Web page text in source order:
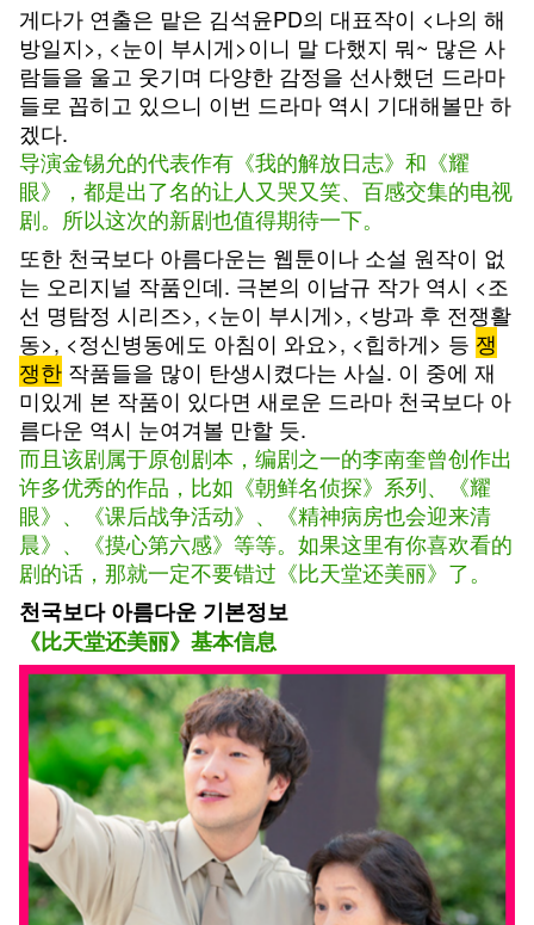
게다가 연출은 맡은 김석윤PD의 대표작이 <나의 해
방일지>, <눈이 부시게>이니 말 다했지 뭐~ 많은 사
람들을 울고 웃기며 다양한 감정을 선사했던 드라마
들로 꼽히고 있으니 이번 드라마 역시 기대해볼만 하
겠다.
导演金锡允的代表作有《我的解放日志》和《耀
眼》，都是出了名的让人又哭又笑、百感交集的电视
剧。所以这次的新剧也值得期待一下。
또한 천국보다 아름다운는 웹툰이나 소설 원작이 없
는 오리지널 작품인데. 극본의 이남규 작가 역시 <조
선 명탐정 시리즈>, <눈이 부시게>, <방과 후 전쟁활
동>, <정신병동에도 아침이 와요>, <힙하게> 등 쟁
쟁한 작품들을 많이 탄생시켰다는 사실. 이 중에 재
미있게 본 작품이 있다면 새로운 드라마 천국보다 아
름다운 역시 눈여겨볼 만할 듯.
而且该剧属于原创剧本，编剧之一的李南奎曾创作出
许多优秀的作品，比如《朝鲜名侦探》系列、《耀
眼》、《课后战争活动》、《精神病房也会迎来清
晨》、《摸心第六感》等等。如果这里有你喜欢看的
剧的话，那就一定不要错过《比天堂还美丽》了。
천국보다 아름다운 기본정보
《比天堂还美丽》基本信息